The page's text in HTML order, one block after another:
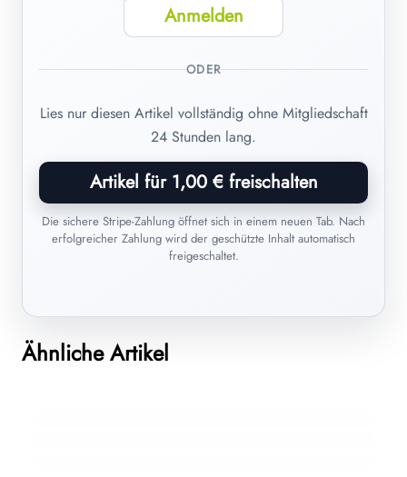
Anmelden
ODER
Lies nur diesen Artikel vollständig ohne Mitgliedschaft
24 Stunden lang.
Artikel für 1,00 € freischalten
Die sichere Stripe-Zahlung öffnet sich in einem neuen Tab. Nach
erfolgreicher Zahlung wird der geschützte Inhalt automatisch
freigeschaltet.
Ähnliche Artikel
Homöopathische Arzneimittel im Urlaub:
18. Juni 2025
09. April 2024
Dr. Samuel Hahnemann und die